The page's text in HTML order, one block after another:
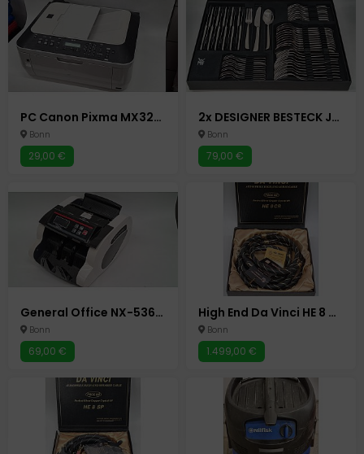
PC Canon Pixma MX320 - Multifunktionsgerät - Drucker - Kopierer - Scanner - Fax Tintenstrahldrucker
Bonn
29,00 €
2x DESIGNER BESTECK JUSTINUS 60-TEILIG - VERPACKT IN WMF PAKET
Bonn
79,00 €
General Office NX-5366-675 Geldzählmaschine Geldscheinzähler Zählmaschine
Bonn
69,00 €
High End Da Vinci HE 8 CR Audio Chinch Kabel RCA Chinchstecker Chinchkabel Koaxialkabel Verstärker Cinch
Bonn
1.499,00 €